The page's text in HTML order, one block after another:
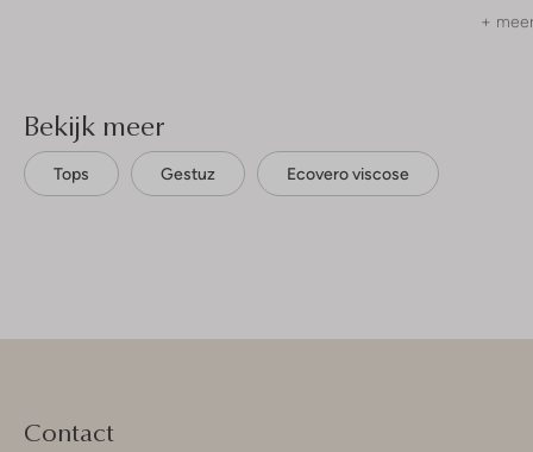
+
Bekijk meer
Tops Gestuz Ecovero viscose
Contact